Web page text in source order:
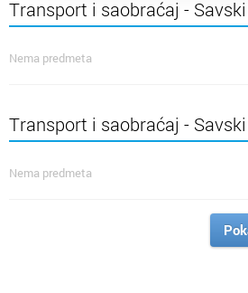
Transport i saobraćaj -
Nema predmeta
Transport i saobraćaj -
Nema predmeta